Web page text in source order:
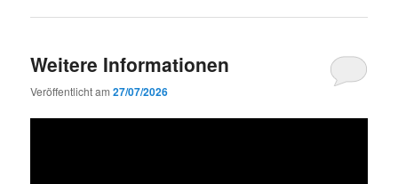
Weitere Informationen
Veröffentlicht am27/07/2026